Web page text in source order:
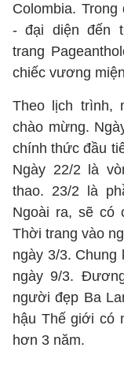
Colombia.
- đại diện đến
trang
chiếc vương
Theo lịch trình,
chào mừng.
chính thức đầu
Ngày 22/2 là
thao. 23/2 là
Ngoài ra, sẽ có
Thời trang vào
ngày 3/3. Chung
ngày 9/3.
người đẹp Ba
hậu Thế giới có
hơn 3 năm.